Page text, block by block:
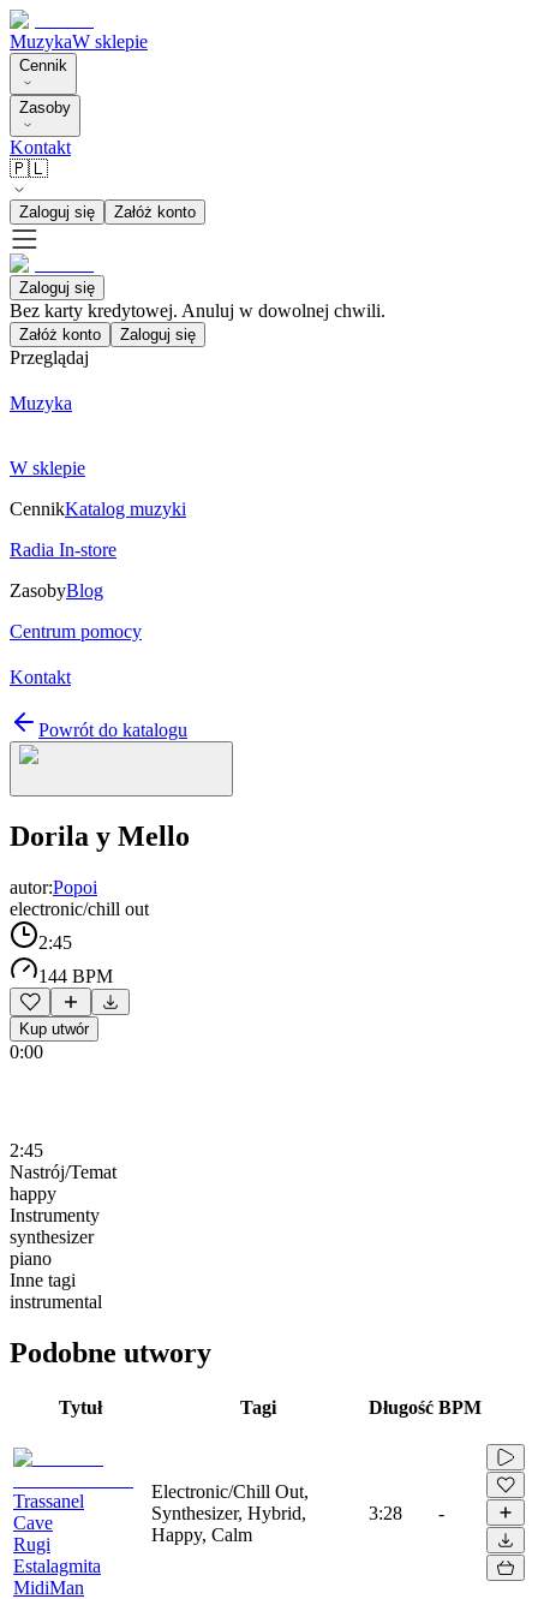
MuzykaW sklepie
Cennik
Zasoby
Kontakt
🇵🇱
Zaloguj się Załóż konto
Zaloguj się
Bez karty kredytowej. Anuluj w dowolnej chwili.
Załóż konto Zaloguj się
Przeglądaj
Muzyka
W sklepie
CennikKatalog muzyki
Radia In-store
ZasobyBlog
Centrum pomocy
Kontakt
Powrót do katalogu
Dorila y Mello
autor:Popoi
electronic/chill out
2:45
144 BPM
Kup utwór
0:00
2:45
Nastrój/Temat
happy
Instrumenty
synthesizer
piano
Inne tagi
instrumental
Podobne utwory
Tytuł Tagi Długość BPM
Trassanel
Cave
Rugi
Estalagmita
MidiMan
Electronic/Chill Out,
Synthesizer, Hybrid,
Happy, Calm
3:28 -